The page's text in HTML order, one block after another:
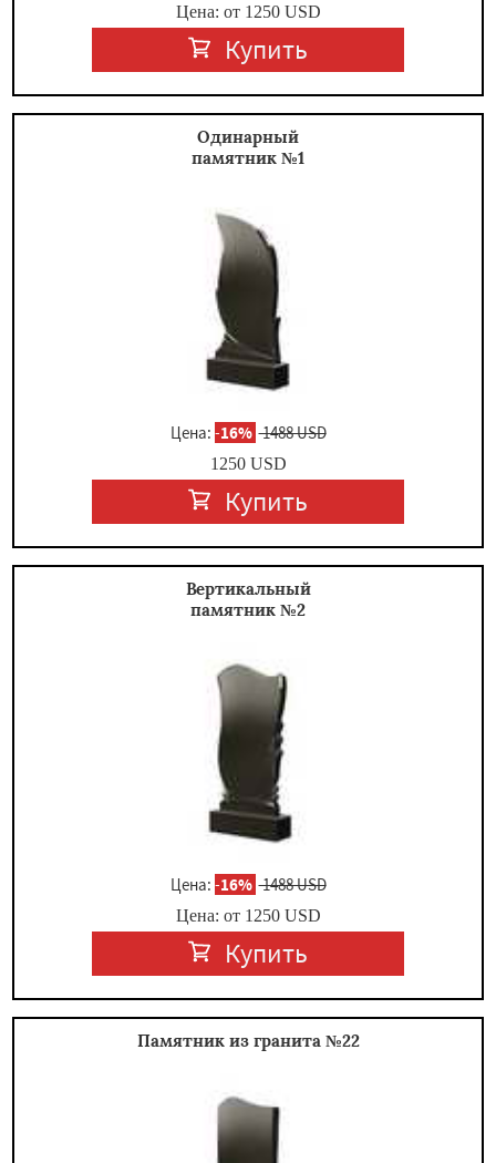
Цена: от 1250USD
Купить
Одинарный
памятник №1
Цена: -16% 1488 USD
1250USD
Купить
Вертикальный
памятник №2
Цена: -16% 1488 USD
Цена: от 1250USD
Купить
Памятник из гранита №22
Даю согласие на обработку персональных данных